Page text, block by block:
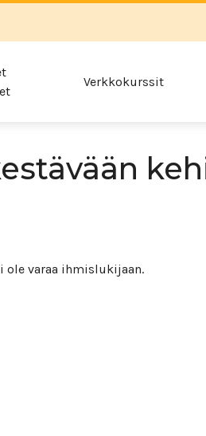
Verkkokurssit
ole varaa ihmislukijaan.